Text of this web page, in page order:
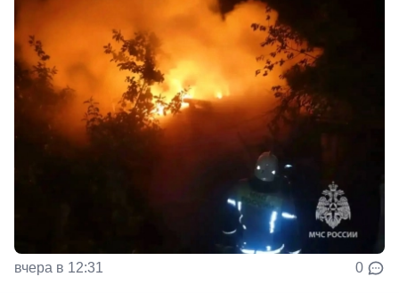
вчера в 12:31 0